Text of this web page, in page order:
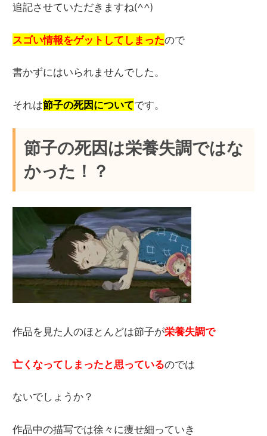
追記させていただきますね(^^)
スゴい情報をゲットしてしまったので
書かずにはいられませんでした。
それは節子の死因についてです。
節子の死因は栄養失調ではな
かった！？
作品を見た人のほとんどは節子が栄養失調で
亡くなってしまったと思っているのでは
ないでしょうか？
作品中の描写では徐々に痩せ細っていき